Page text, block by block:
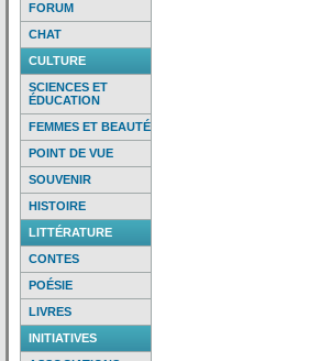
FORUM
CHAT
CULTURE
SCIENCES ET
ÉDUCATION
FEMMES ET BEAUTÉ
POINT DE VUE
SOUVENIR
HISTOIRE
LITTÉRATURE
CONTES
POÉSIE
LIVRES
INITIATIVES